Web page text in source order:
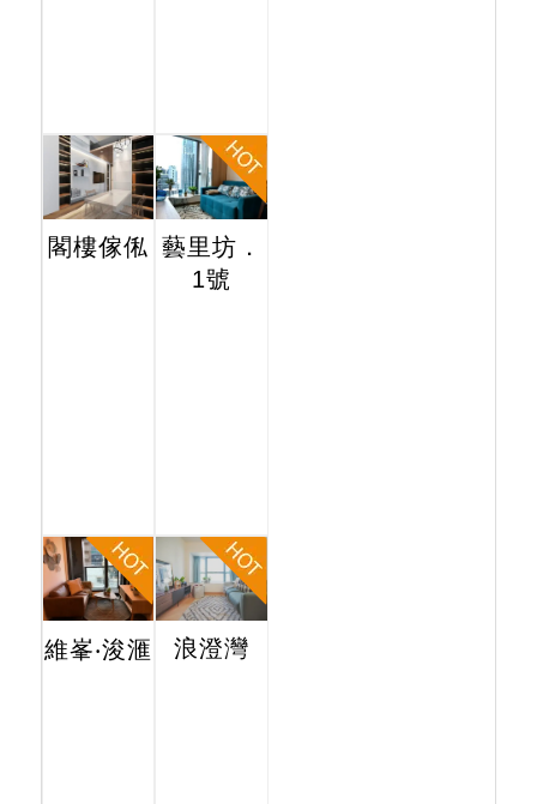
閣樓傢俬 藝里坊．
1號
維峯‧浚滙 浪澄灣